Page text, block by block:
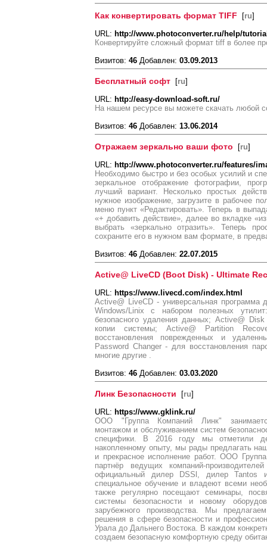
Как конвертировать формат TIFF [ru]
URL: http://www.photoconverter.ru/help/
Конвертируйте сложный формат tiff в более
Визитов: 46 Добавлен: 03.09.2013
Бесплатный софт [ru]
URL: http://easy-download-soft.ru/
На нашем ресурсе вы можете скачать любой
Визитов: 46 Добавлен: 13.06.2014
Отражаем зеркально ваши фото [ru]
URL: http://www.photoconverter.ru/features/
Необходимо быстро и без особых усилий и
зеркальное отображение фотографии,
лучший вариант. Несколько простых
нужное изображение, загрузите в рабочее
меню пункт «Редактировать». Теперь в
«+ добавить действие», далее во вкладке
выбрать «зеркально отразить». Теперь
сохраните его в нужном вам формате, в
Визитов: 46 Добавлен: 22.07.2015
Active@ LiveCD (Boot Disk) - Ultimate
URL: https://www.livecd.com/index.html
Active@ LiveCD - универсальная программа
Windows/Linix с набором полезных
безопасного удаления данных; Active@
копии системы; Active@ Partition
восстановления поврежденных и
Password Changer - для восстановления
многие другие .
Визитов: 46 Добавлен: 03.03.2020
Линк Безопасности [ru]
URL: https://www.gklink.ru/
ООО "Группа Компаний Линк"
монтажом и обслуживанием систем
специфики. В 2016 году мы отметили
накопленному опыту, мы рады предлагать
и прекрасное исполнение работ. ООО
партнёр ведущих компаний-
официальный дилер DSSl, дилер Tantos
специальное обучение и владеют всеми
также регулярно посещают семинары,
системы безопасности и новому
зарубежного производства. Мы
решения в сфере безопасности и
Урала до Дальнего Востока. В каждом
создаем безопасную комфортную среду